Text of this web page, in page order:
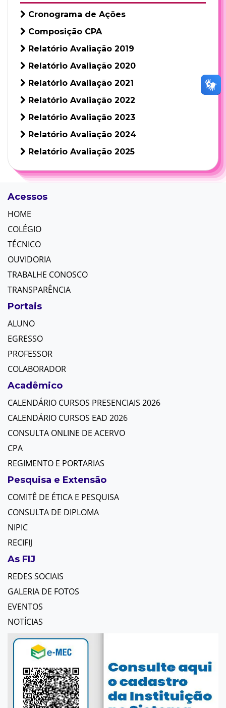
Cronograma de Ações
Composição CPA
Relatório Avaliação 2019
Relatório Avaliação 2020
Relatório Avaliação 2021
Relatório Avaliação 2022
Relatório Avaliação 2023
Relatório Avaliação 2024
Relatório Avaliação 2025
Acessos
HOME
COLÉGIO
TÉCNICO
OUVIDORIA
TRABALHE CONOSCO
TRANSPARÊNCIA
Portais
ALUNO
EGRESSO
PROFESSOR
COLABORADOR
Acadêmico
CALENDÁRIO CURSOS PRESENCIAIS 2026
CALENDÁRIO CURSOS EAD 2026
CONSULTA ONLINE DE ACERVO
CPA
REGIMENTO E PORTARIAS
Pesquisa e Extensão
COMITÊ DE ÉTICA E PESQUISA
CONSULTA DE DIPLOMA
NIPIC
RECIFIJ
As FIJ
REDES SOCIAIS
GALERIA DE FOTOS
EVENTOS
NOTÍCIAS